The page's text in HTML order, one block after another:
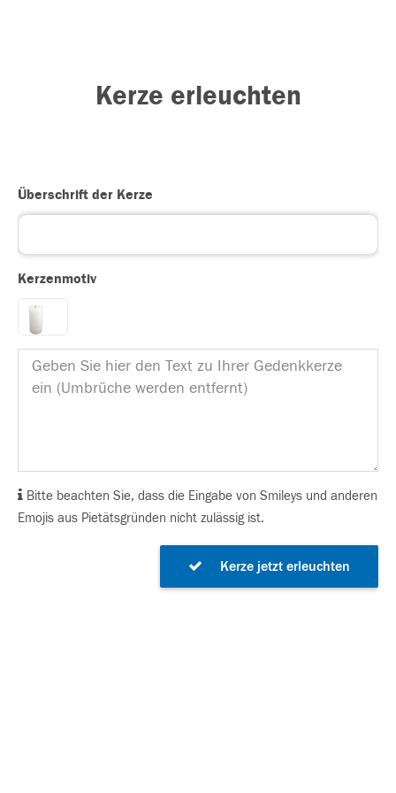
Kerze erleuchten
Überschrift der Kerze
Kerzenmotiv
Bitte beachten Sie, dass die Eingabe von Smileys und anderen
Emojis aus Pietätsgründen nicht zulässig ist.
Kerze jetzt erleuchten